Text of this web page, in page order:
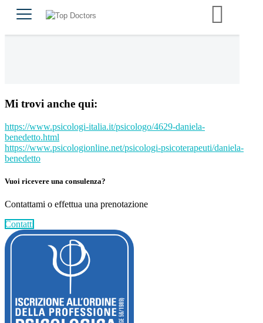
Mi trovi anche qui:
https://www.psicologi-italia.it/psicologo/4629-daniela-
benedetto.html
https://www.psicologionline.net/psicologi-psicoterapeuti/daniela-
benedetto
Vuoi ricevere una consulenza?
Contattami o effettua una prenotazione
Contatti
Footer